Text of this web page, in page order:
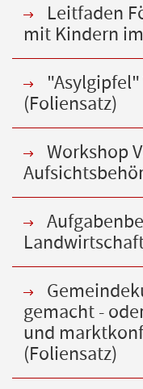
Leitfaden
mit Kindern
(Foliensatz)
Workshop
gemacht -
und
(Foliensatz)